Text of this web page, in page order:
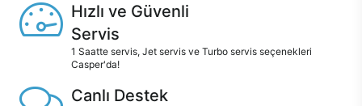
Hızlı ve Güvenli
Servis
1 Saatte servis, Jet servis ve Turbo servis seçenekleri
Casper'da!
Canlı Destek